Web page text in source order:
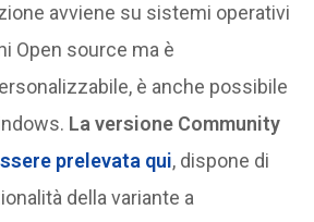
avviene su sistemi operativi
Open source ma è
è anche possibile
La versione Community
prelevata qui, dispone di
della variante a